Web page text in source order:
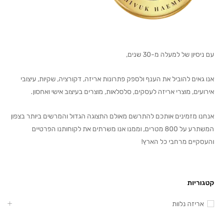
עם ניסיון של למעלה מ-30 שנים,
אנו גאים להוביל את הענף ולספק פתרונות אריזה, דקורציה, שקיות, עיצובי
אירועים, מוצרי אריזה לעסקים, סלסלאות, מוצרים בעיצוב אישי ואחסון.
אנחנו מזמינים אותכם להתרשם מאולם התצוגה הגדול והמרשים ביותר בצפון
המשתרע על 800 מטרים, וממנו אנו משרתים את לקוחותנו הפרטיים
והעסקיים מרחבי כל הארץ!
קטגוריות
אריזה נלוות